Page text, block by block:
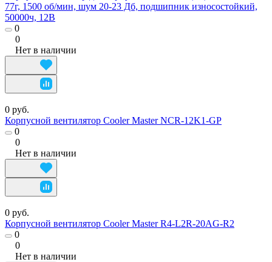
77г, 1500 об/мин, шум 20-23 Дб, подшипник износостойкий,
50000ч, 12В
0
0
Нет в наличии
0 руб.
Корпусной вентилятор Cooler Master NCR-12K1-GP
0
0
Нет в наличии
0 руб.
Корпусной вентилятор Cooler Master R4-L2R-20AG-R2
0
0
Нет в наличии